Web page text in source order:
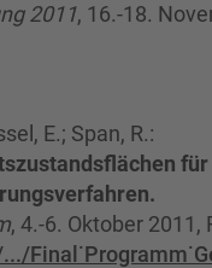
2011, 16.-18.
E.; Span, R.:
, 4.-6. Oktober